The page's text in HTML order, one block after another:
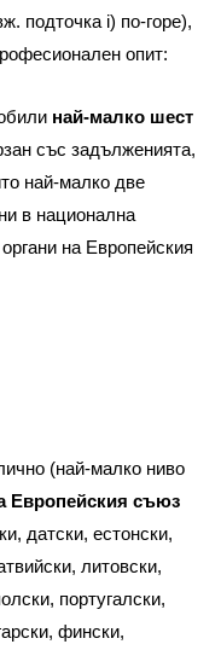
подточка i) по-горе),
опит:
най-малко шест
със задълженията,
най-малко две
в национална
на Европейския
(най-малко ниво
Европейския съюз
датски, естонски,
литовски,
португалски,
фински,